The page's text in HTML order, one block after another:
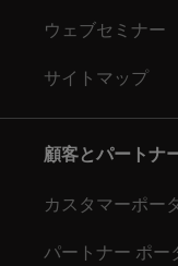
ウェブセミナー
サイトマップ
顧客とパートナ
カスタマーポー
パートナー ポー